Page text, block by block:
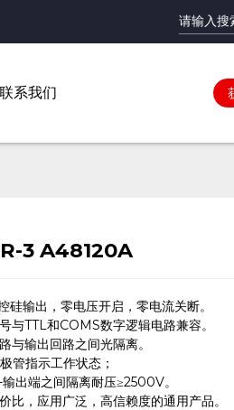
联系我们
3 A48120A
硅输出，零电压开启，零电流关断。
与TTL和COMS数字逻辑电路兼容。
与输出回路之间光隔离。
管指示工作状态；
出端之间隔离耐压≥2500V。
比，应用广泛，高信赖度的通用产品。